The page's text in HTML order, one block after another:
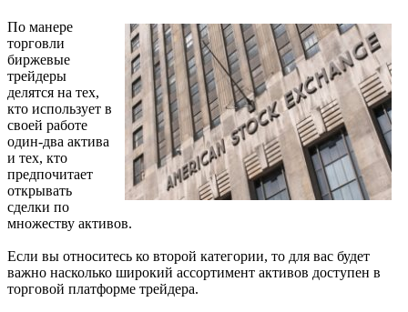
По манере
торговли
биржевые
трейдеры
делятся на тех,
кто использует в
своей работе
один-два актива
и тех, кто
предпочитает
открывать
сделки по
множеству активов.
Если вы относитесь ко второй категории, то для вас будет
важно насколько широкий ассортимент активов доступен в
торговой платформе трейдера.